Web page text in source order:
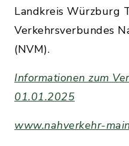
Landkreis Würzburg
Verkehrsverbundes
(NVM).
Informationen zum
01.01.2025
www.nahverkehr-